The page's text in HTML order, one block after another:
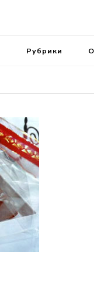
Рубрики